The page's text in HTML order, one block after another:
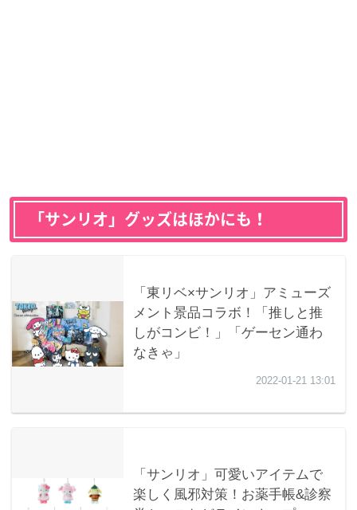
「サンリオ」グッズはほかにも！